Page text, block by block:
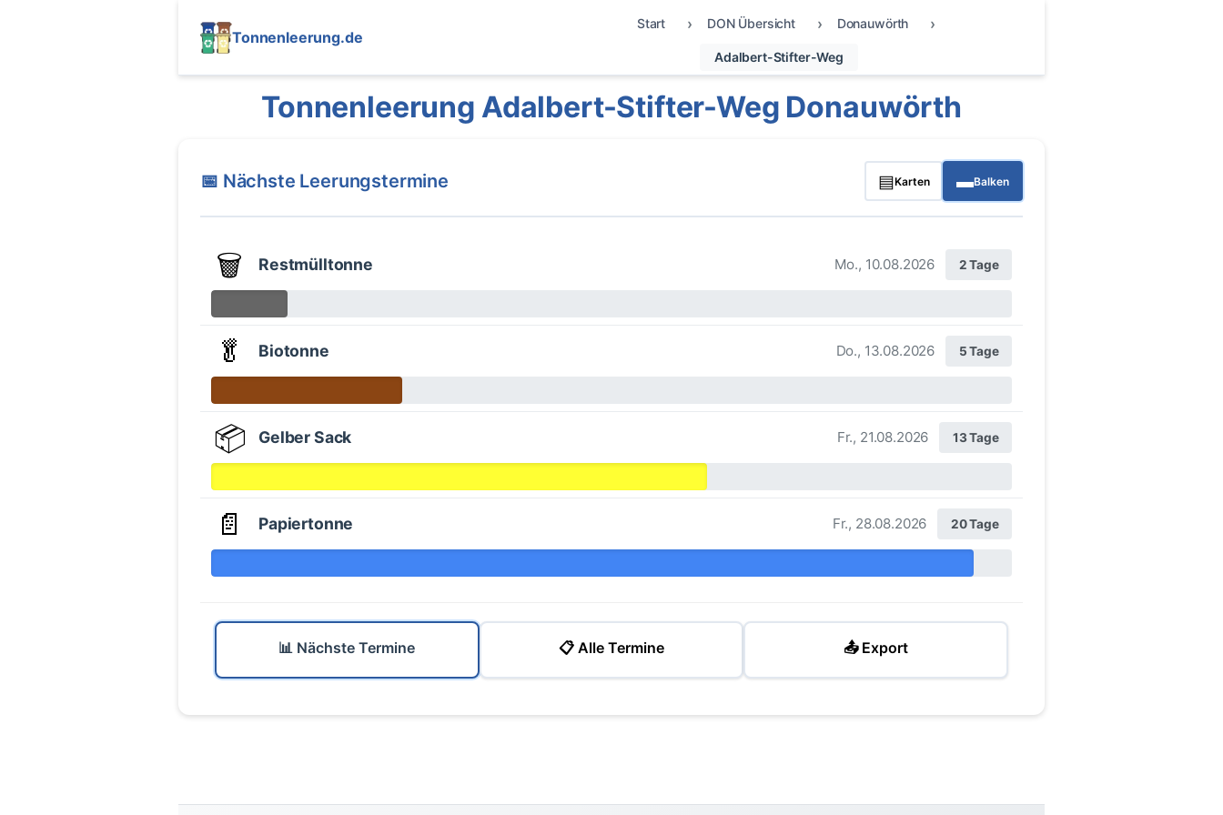
Tonnenleerung.de
Start DON Übersicht Donauwörth
Adalbert-Stifter-Weg
Tonnenleerung Adalbert-Stifter-Weg Donauwörth
📅 Nächste Leerungstermine ▤Karten ▬Balken
🗑️ Restmülltonne Mo., 10.08.2026 2 Tage
🥬 Biotonne Do., 13.08.2026 5 Tage
📦 Gelber Sack Fr., 21.08.2026 13 Tage
📄 Papiertonne Fr., 28.08.2026 20 Tage
📊 Nächste Termine 📋 Alle Termine 📤 Export